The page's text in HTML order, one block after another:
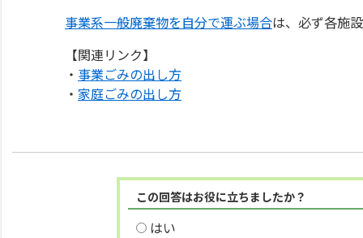
事業系一般廃棄物を自分で運ぶ場合は、必ず各施
【関連リンク】
・ 事業ごみの出し方
・ 家庭ごみの出し方
この回答はお役に立ちましたか？
はい